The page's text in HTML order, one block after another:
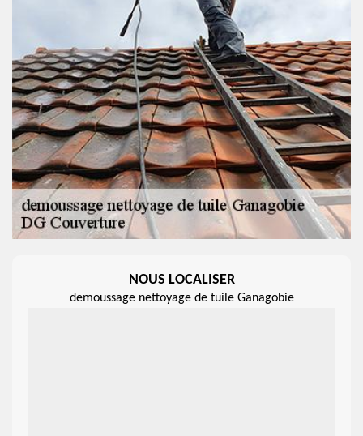
NOUS LOCALISER
demoussage nettoyage de tuile Ganagobie